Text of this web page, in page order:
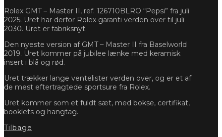
Rolex GMT – Master II, ref. 126710BLRO “Pepsi” fra juli
2025. Uret har derfor Rolex garanti verden over til juli
2030. Uret er fabriksnyt.
Den nyeste version af GMT – Master II fra Baselworld
2019. Uret kommer på jubilee lænke med keramisk
insert i blå og rød.
Uret trækker lange ventelister verden over, og er et af
de mest eftertragtede sportsure fra Rolex.
Uret kommer som et fuldt sæt, med bokse, certifikat,
booklets og hangtag.
Tilbage